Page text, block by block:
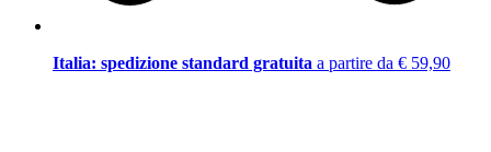
Italia: spedizione standard gratuita a partire da € 59,90